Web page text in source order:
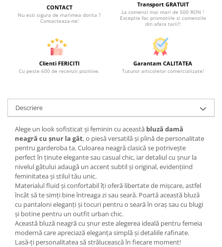
CONTACT
Nu esti sigura de marimea dorita ?
Contacteaza-ne!
Transport GRATUIT
La comenzi mai mari de 500 RON !
Exceptie fac promotiile si comenzile
din afara tarii!!
Clienti FERICITI
Cu peste 600 de recenzii pozitive.
Garantam CALITATEA
Tuturor articolelor comercializate!
Descriere
Alege un look sofisticat și feminin cu această bluză damă
neagră cu șnur la gât, o piesă versatilă și plină de personalitate
pentru garderoba ta. Culoarea neagră clasică se potrivește
perfect în ținute elegante sau casual chic, iar detaliul cu șnur la
nivelul gâtului adaugă un accent subtil și original, evidențiind
feminitatea și stilul tău unic.
Materialul fluid și confortabil îți oferă libertate de mișcare, astfel
încât să te simți bine întreaga zi sau seară. Poartă această bluză
cu pantaloni eleganți și tocuri pentru o seară în oraș sau cu blugi
și botine pentru un outfit urban chic.
Această bluză neagră cu șnur este alegerea ideală pentru femeia
modernă care apreciază eleganța simplă și detaliile rafinate.
Lasă‑ți personalitatea să strălucească în fiecare moment!